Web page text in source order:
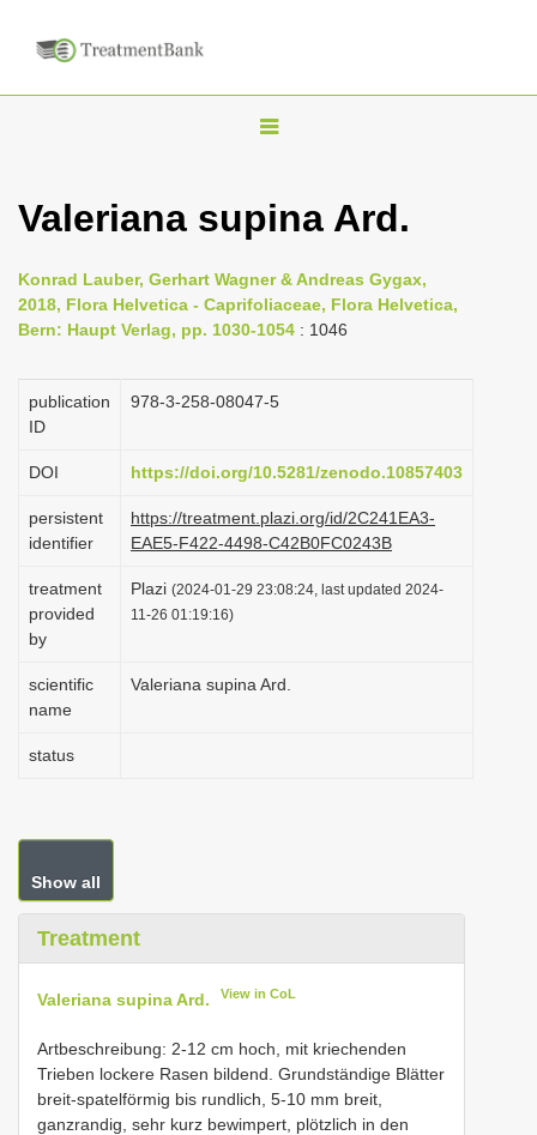
T
g
e
n
v
g
t
o
Valeriana supina Ard.
Konrad Lauber, Gerhart Wagner & Andreas Gygax,
2018, Flora Helvetica - Caprifoliaceae, Flora Helvetica,
Bern: Haupt Verlag, pp. 1030-1054 : 1046
publication
ID
978-3-258-08047-5
DOI https://doi.org/10.5281/zenodo.10857403
persistent
identifier
https://treatment.plazi.org/id/2C241EA3-
EAE5-F422-4498-C42B0FC0243B
treatment
provided
by
Plazi (2024-01-29 23:08:24, last updated 2024-
11-26 01:19:16)
scientific
name
Valeriana supina Ard.
status
Show all
Treatment
Valeriana supina Ard. View in CoL
Artbeschreibung: 2-12 cm hoch, mit kriechenden
Trieben lockere Rasen bildend. Grundständige Blätter
breit-spatelförmig bis rundlich, 5-10 mm breit,
ganzrandig, sehr kurz bewimpert, plötzlich in den